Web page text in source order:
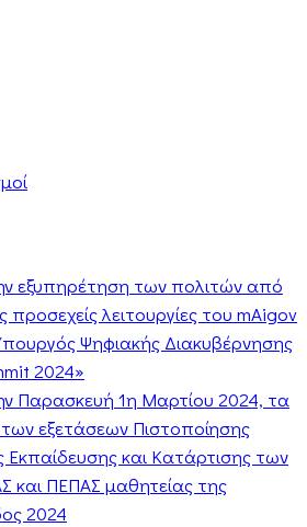
εξυπηρέτηση των πολιτών από
προσεχείς λειτουργίες του mAigov
Ψηφιακής Διακυβέρνησης
2024»
Παρασκευή 1η Μαρτίου 2024, τα
εξετάσεων Πιστοποίησης
Εκπαίδευσης και Κατάρτισης των
και ΠΕΠΑΣ μαθητείας της
2024